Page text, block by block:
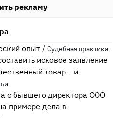
рекламу
опыт / Судебная практика
исковое заявление
товар... и
с бывшего директора ООО
примере дела в